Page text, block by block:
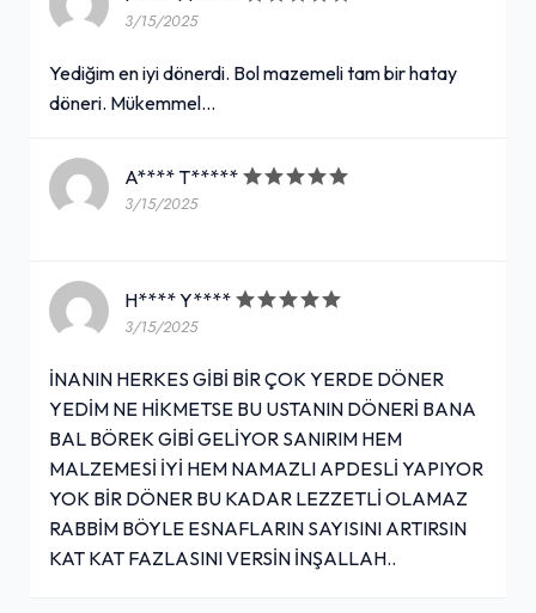
3/15/2025
Yediğim en iyi dönerdi. Bol mazemeli tam bir hatay
döneri. Mükemmel...
A**** T*****
3/15/2025
H**** Y****
3/15/2025
İNANIN HERKES GİBİ BİR ÇOK YERDE DÖNER
YEDİM NE HİKMETSE BU USTANIN DÖNERİ BANA
BAL BÖREK GİBİ GELİYOR SANIRIM HEM
MALZEMESİ İYİ HEM NAMAZLI APDESLİ YAPIYOR
YOK BİR DÖNER BU KADAR LEZZETLİ OLAMAZ
RABBİM BÖYLE ESNAFLARIN SAYISINI ARTIRSIN
KAT KAT FAZLASINI VERSİN İNŞALLAH..